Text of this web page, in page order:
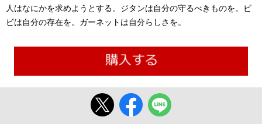
会社情報 採用情報
人はなにかを求めようとする。ジタンは自分の守るべきものを。ビ
ビは自分の存在を。ガーネットは自分らしさを。